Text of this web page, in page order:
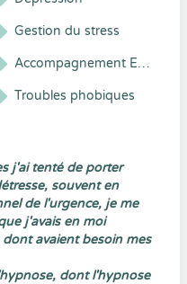
Gestion du stress
Accompagnement Enfant et Adolescent
Troubles phobiques
j'ai tenté de porter
souvent en
de l'urgence, je me
j'avais en moi
avaient besoin mes
dont l'hypnose